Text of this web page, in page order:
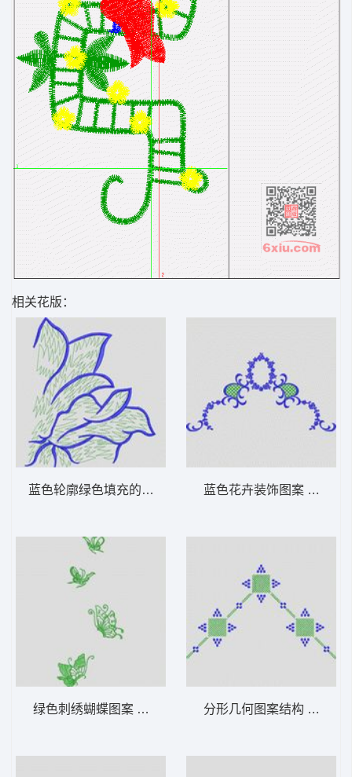
相关花版：
蓝色轮廓绿色填充的抽象植物图案 植物花型
绿色刺绣蝴蝶图案 植物花型
蓝色花卉装饰图案 植物花
分形几何图案结构 植物花